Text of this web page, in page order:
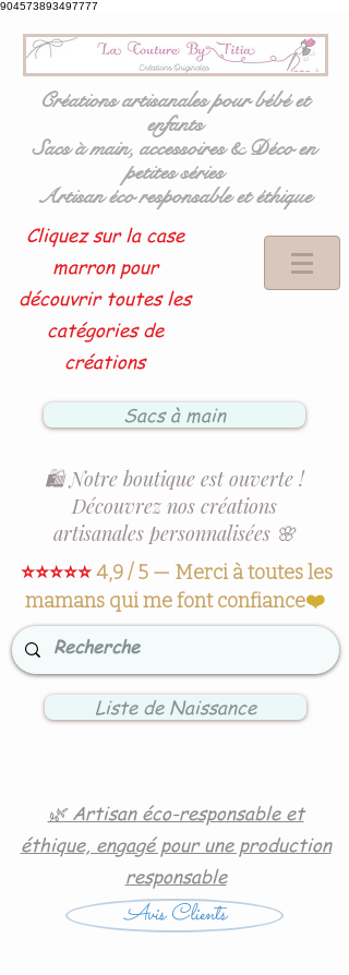
904573893497777
Créations artisanales pour bébé et
enfants
Sacs à main, accessoires & Déco en
petites séries
Artisan éco responsable et éthique
Cliquez sur la case
marron pour
découvrir toutes les
catégories de
créations
Sacs à main
🛍️ Notre boutique est ouverte !
Découvrez nos créations
artisanales personnalisées 🌸
⭐⭐⭐⭐⭐4,9 / 5 — Merci à toutes les
mamans qui me font confiance❤️
Liste de Naissance
🌿 Artisan éco-responsable et
éthique, engagé pour une production
responsable
Avis Clients